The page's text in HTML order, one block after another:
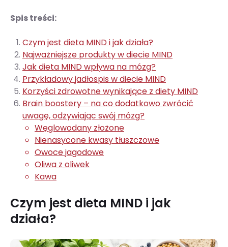
Spis treści:
Czym jest dieta MIND i jak działa?
Najważniejsze produkty w diecie MIND
Jak dieta MIND wpływa na mózg?
Przykładowy jadłospis w diecie MIND
Korzyści zdrowotne wynikające z diety MIND
Brain boostery – na co dodatkowo zwrócić
uwagę, odżywiając swój mózg?
Węglowodany złożone
Nienasycone kwasy tłuszczowe
Owoce jagodowe
Oliwa z oliwek
Kawa
Czym jest dieta MIND i jak
działa?